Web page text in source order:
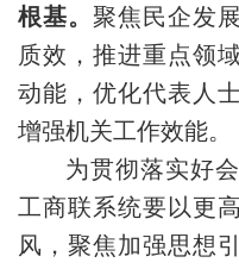
根基。 聚焦民企发
质效，推进重点领
动能，优化代表人
增强机关工作效能。
为贯彻落实好
工商联系统要以更
风，聚焦加强思想